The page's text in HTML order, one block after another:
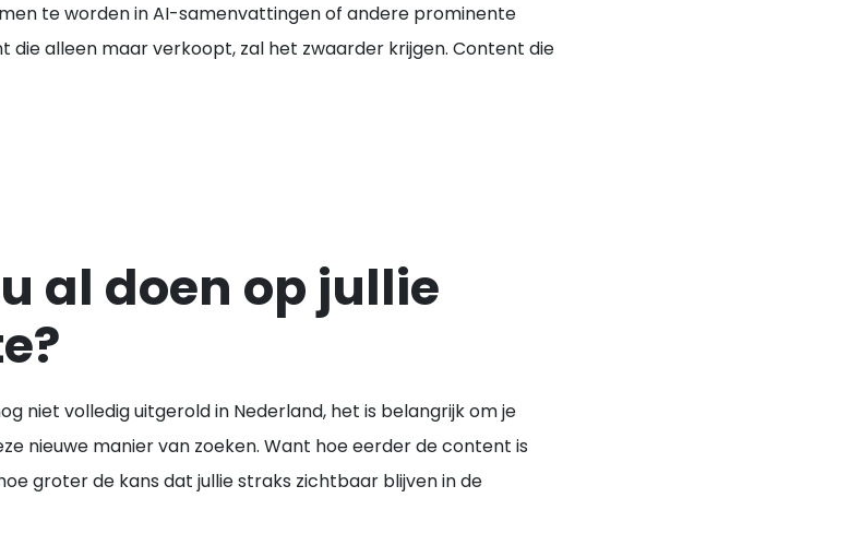
te worden in AI-samenvattingen of andere prominente
die alleen maar verkoopt, zal het zwaarder krijgen. Content die
al doen op jullie
niet volledig uitgerold in Nederland, het is belangrijk om je
nieuwe manier van zoeken. Want hoe eerder de content is
groter de kans dat jullie straks zichtbaar blijven in de